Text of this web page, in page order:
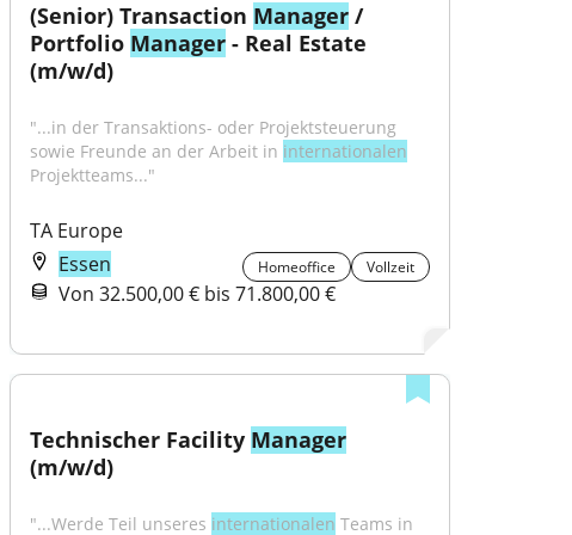
(Senior) Transaction Manager /
Portfolio Manager - Real Estate
(m/w/d)
"...in der Transaktions- oder Projektsteuerung
sowie Freunde an der Arbeit in internationalen
Projektteams..."
TA Europe
Essen
Homeoffice Vollzeit
Von 32.500,00 € bis 71.800,00 €
Technischer Facility Manager
(m/w/d)
"...Werde Teil unseres internationalen Teams in